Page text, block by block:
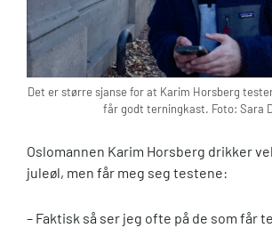
Det er større sjanse for at Karim Horsberg
får godt terningkast. Foto: Sara
Oslomannen Karim Horsberg drikker
juleøl, men får meg seg testene:
– Faktisk så ser jeg ofte på de som får